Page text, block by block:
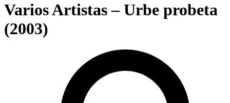
Varios Artistas – Urbe probeta
(2003)